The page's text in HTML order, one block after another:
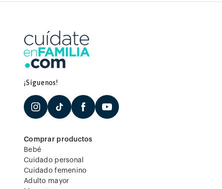
¡Síguenos!
Comprar productos
Bebé
Cuidado personal
Cuidado femenino
Adulto mayor